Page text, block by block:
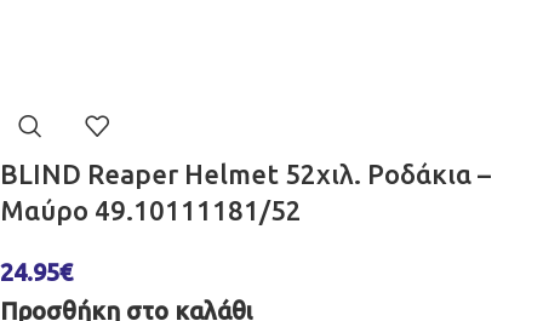
BLIND Reaper Helmet 52χιλ. Ροδάκια –
Μαύρο 49.10111181/52
24.95€
Προσθήκη στο καλάθι